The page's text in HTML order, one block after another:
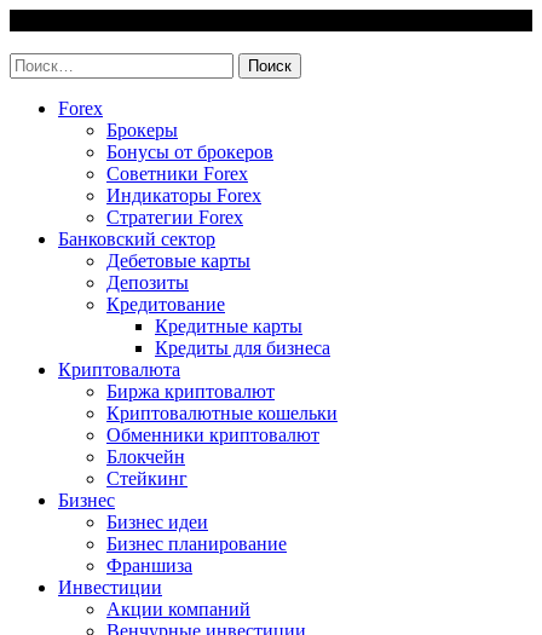
content
Найти:
Forex
Брокеры
Бонусы от брокеров
Советники Forex
Индикаторы Forex
Стратегии Forex
Банковский сектор
Дебетовые карты
Депозиты
Кредитование
Кредитные карты
Кредиты для бизнеса
Криптовалюта
Биржа криптовалют
Криптовалютные кошельки
Обменники криптовалют
Блокчейн
Стейкинг
Бизнес
Бизнес идеи
Бизнес планирование
Франшиза
Инвестиции
Акции компаний
Венчурные инвестиции